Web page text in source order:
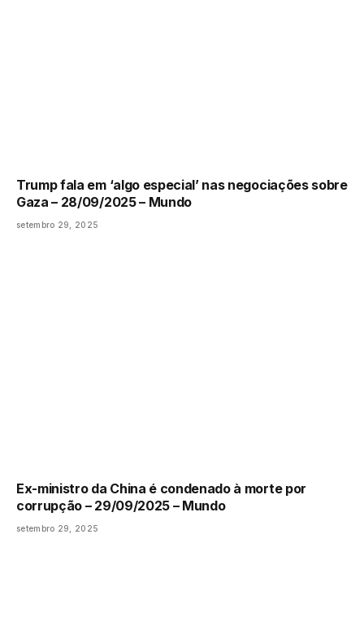
Trump fala em ‘algo especial’ nas negociações sobre
Gaza – 28/09/2025 – Mundo
setembro 29, 2025
Ex-ministro da China é condenado à morte por
corrupção – 29/09/2025 – Mundo
setembro 29, 2025